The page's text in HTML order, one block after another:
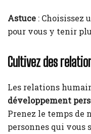
Astuce : Choisissez
pour vous y tenir
Cultivez des
Les relations
développement
Prenez le temps de
personnes qui